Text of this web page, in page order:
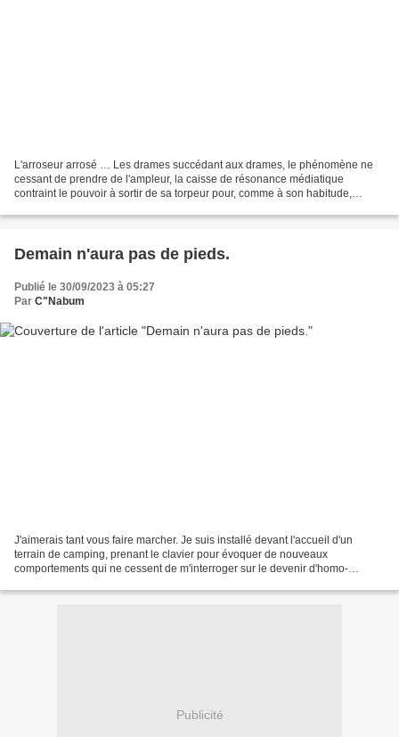
L'arroseur arrosé … Les drames succédant aux drames, le phénomène ne
cessant de prendre de l'ampleur, la caisse de résonance médiatique
contraint le pouvoir à sortir de sa torpeur pour, comme à son habitude,
Demain n'aura pas de pieds.
Publié le 30/09/2023 à 05:27
Par C"Nabum
J'aimerais tant vous faire marcher. Je suis installé devant l'accueil d'un
terrain de camping, prenant le clavier pour évoquer de nouveaux
comportements qui ne cessent de m'interroger sur le devenir d'homo-
Publicité